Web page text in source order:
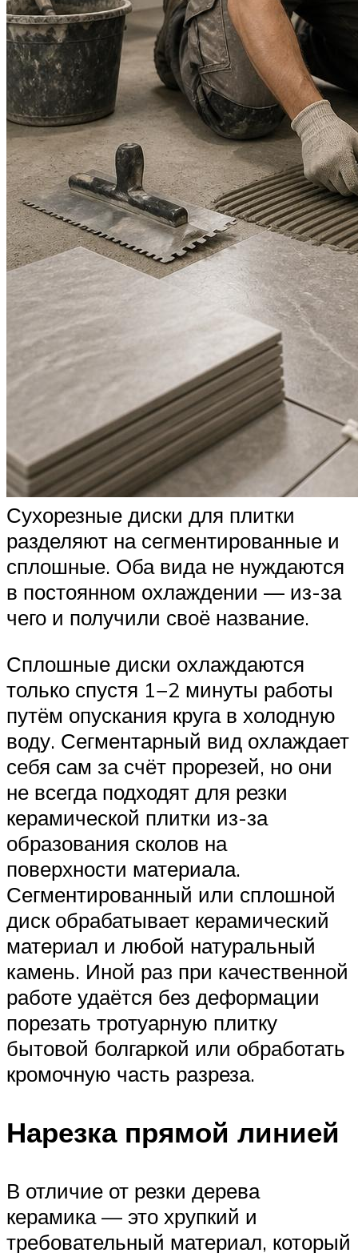
Сухорезные диски для плитки
разделяют на сегментированные и
сплошные. Оба вида не нуждаются
в постоянном охлаждении — из-за
чего и получили своё название.
Сплошные диски охлаждаются
только спустя 1−2 минуты работы
путём опускания круга в холодную
воду. Сегментарный вид охлаждает
себя сам за счёт прорезей, но они
не всегда подходят для резки
керамической плитки из-за
образования сколов на
поверхности материала.
Сегментированный или сплошной
диск обрабатывает керамический
материал и любой натуральный
камень. Иной раз при качественной
работе удаётся без деформации
порезать тротуарную плитку
бытовой болгаркой или обработать
кромочную часть разреза.
Нарезка прямой линией
В отличие от резки дерева
керамика — это хрупкий и
требовательный материал, который